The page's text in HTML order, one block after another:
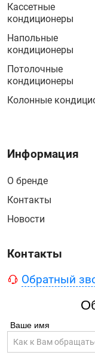
Кассетные
кондиционеры
Напольные
кондиционеры
Потолочные
кондиционеры
Колонные
Информация
О бренде
Контакты
Новости
Контакты
Обратный
Ваше имя